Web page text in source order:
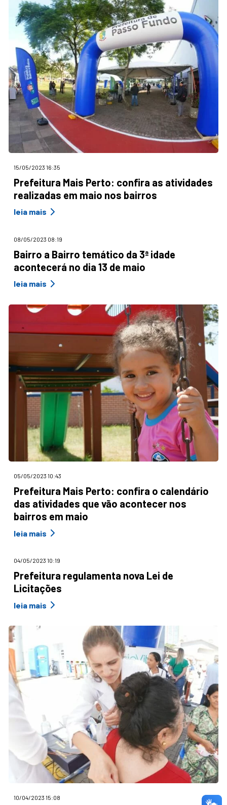
15/05/2023 16:35
Prefeitura Mais Perto: confira as atividades
realizadas em maio nos bairros
leia mais
08/05/2023 08:19
Bairro a Bairro temático da 3ª idade
acontecerá no dia 13 de maio
leia mais
05/05/2023 10:43
Prefeitura Mais Perto: confira o calendário
das atividades que vão acontecer nos
bairros em maio
leia mais
04/05/2023 10:19
Prefeitura regulamenta nova Lei de
Licitações
leia mais
10/04/2023 15:08